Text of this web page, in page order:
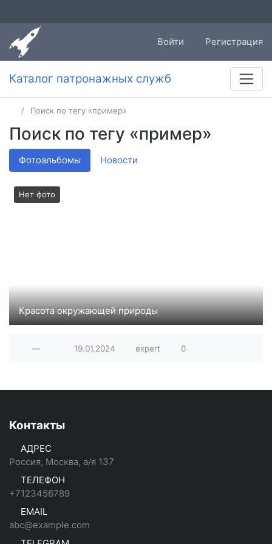
Войти Регистрация
Каталог патронажных служб
Поиск по тегу «пример»
Поиск по тегу «пример»
Фотоальбомы Новости
Нет фото
Красота окружающей природы
Фотографии из коллекции сайта deviantart.com
— 19.01.2024 expert 0
Контакты
АДРЕС
Россия, Москва, а/я 137
ТЕЛЕФОН
+7123456789
EMAIL
abc@example.com